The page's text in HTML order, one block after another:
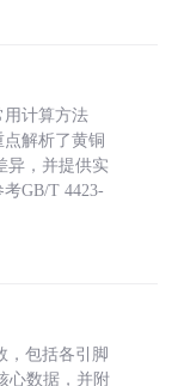
用计算方法
点解析了黄铜
异，并提供实
GB/T 4423-
，包括各引脚
心数据，并附